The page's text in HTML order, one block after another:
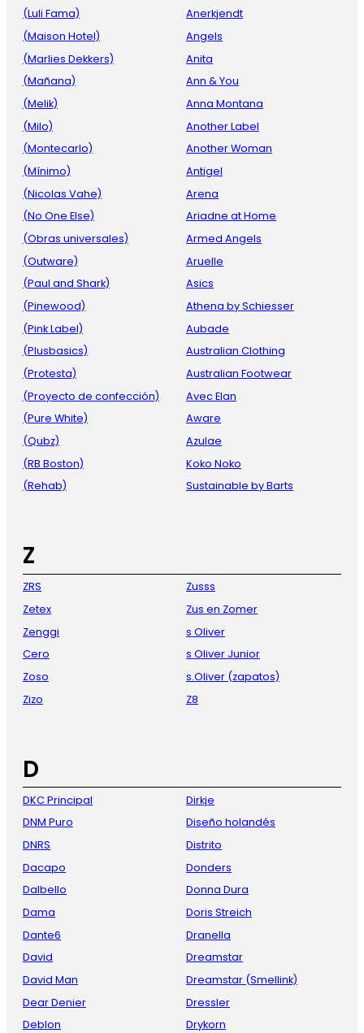
(Luli Fama)
(Maison Hotel)
(Marlies Dekkers)
(Mañana)
(Melik)
(Milo)
(Montecarlo)
(Mínimo)
(Nicolas Vahe)
(No One Else)
(Obras universales)
(Outware)
(Paul and Shark)
(Pinewood)
(Pink Label)
(Plusbasics)
(Protesta)
(Proyecto de confección)
(Pure White)
(Qubz)
(RB Boston)
(Rehab)
Anerkjendt
Angels
Anita
Ann & You
Anna Montana
Another Label
Another Woman
Antigel
Arena
Ariadne at Home
Armed Angels
Aruelle
Asics
Athena by Schiesser
Aubade
Australian Clothing
Australian Footwear
Avec Elan
Aware
Azulae
Koko Noko
Sustainable by Barts
Z
ZRS
Zetex
Zenggi
Cero
Zoso
Zizo
Zusss
Zus en Zomer
s Oliver
s Oliver Junior
s.Oliver (zapatos)
Z8
D
DKC Principal
DNM Puro
DNRS
Dacapo
Dalbello
Dama
Dante6
David
David Man
Dear Denier
Deblon
Dirkje
Diseño holandés
Distrito
Donders
Donna Dura
Doris Streich
Dranella
Dreamstar
Dreamstar (Smellink)
Dressler
Drykorn